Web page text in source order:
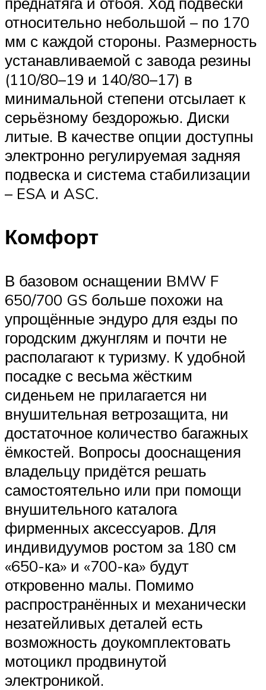
относительно небольшой – по 170
мм с каждой стороны. Размерность
устанавливаемой с завода резины
(110/80–19 и 140/80–17) в
минимальной степени отсылает к
серьёзному бездорожью. Диски
литые. В качестве опции доступны
электронно регулируемая задняя
подвеска и система стабилизации
– ESA и ASC.
Комфорт
В базовом оснащении BMW F
650/700 GS больше похожи на
упрощённые эндуро для езды по
городским джунглям и почти не
располагают к туризму. К удобной
посадке с весьма жёстким
сиденьем не прилагается ни
внушительная ветрозащита, ни
достаточное количество багажных
ёмкостей. Вопросы дооснащения
владельцу придётся решать
самостоятельно или при помощи
внушительного каталога
фирменных аксессуаров. Для
индивидуумов ростом за 180 см
«650-ка» и «700-ка» будут
откровенно малы. Помимо
распространённых и механически
незатейливых деталей есть
возможность доукомплектовать
мотоцикл продвинутой
электроникой.